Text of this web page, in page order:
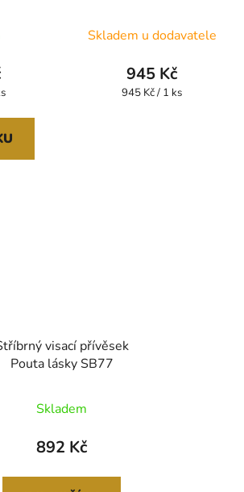
Skladem u dodavatele
945 Kč
Měrná
945 Kč / 1 ks
visací přívěsek
Pouta lásky SB77
Skladem
892 Kč